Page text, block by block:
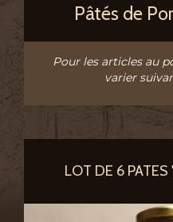
A
Pâtés de
Pour les articles au
varier
LOT DE 6